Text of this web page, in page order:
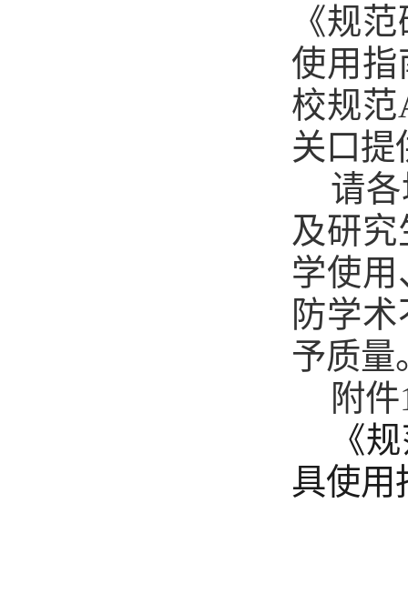
《规
使用
校规
关口提
请各
及研
学使
防学
予质量
附件
《
具使用